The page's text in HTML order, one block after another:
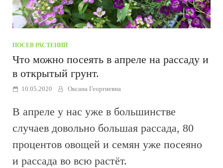
ПОСЕВ РАСТЕНИЙ
Что можно посеять в апреле на рассаду и
в открытый грунт.
10.05.2020 Оксана Георгиевна
В апреле у нас уже в большинстве
случаев довольно большая рассада, 80
процентов овощей и семян уже посеяно
и рассада во всю растёт.